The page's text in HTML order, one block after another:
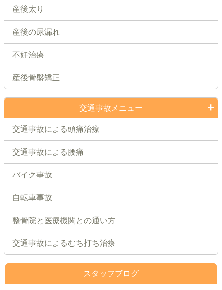
産後太り
産後の尿漏れ
不妊治療
産後骨盤矯正
交通事故メニュー
交通事故による頭痛治療
交通事故による腰痛
バイク事故
自転車事故
整骨院と医療機関との通い方
交通事故によるむち打ち治療
スタッフブログ